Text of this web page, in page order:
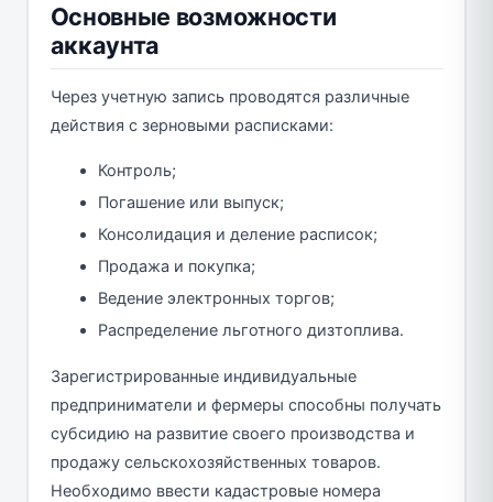
Основные возможности
аккаунта
Через учетную запись проводятся различные
действия с зерновыми расписками:
Контроль;
Погашение или выпуск;
Консолидация и деление расписок;
Продажа и покупка;
Ведение электронных торгов;
Распределение льготного дизтоплива.
Зарегистрированные индивидуальные
предприниматели и фермеры способны получать
субсидию на развитие своего производства и
продажу сельскохозяйственных товаров.
Необходимо ввести кадастровые номера